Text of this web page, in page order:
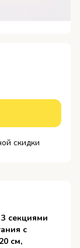
скидки
секциями
с
см,